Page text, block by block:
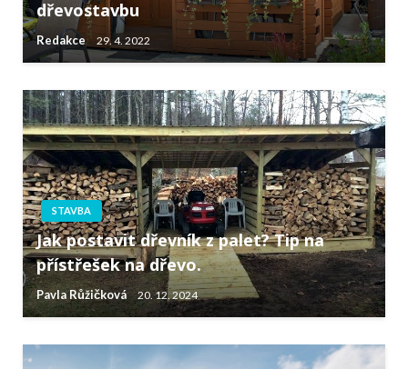
dřevostavbu
Redakce 29. 4. 2022
STAVBA
Jak postavit dřevník z palet? Tip na
přístřešek na dřevo.
Pavla Růžičková 20. 12. 2024